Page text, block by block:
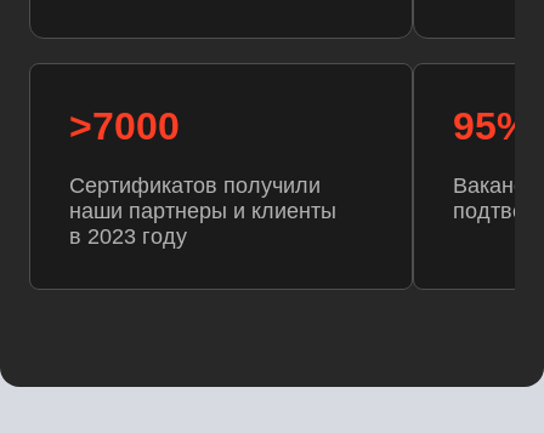
>7000
Сертификатов получили
наши партнеры и клиенты
в 2023 году
95%